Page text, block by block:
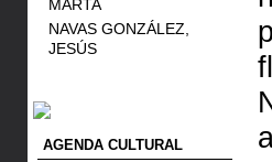
MARTA
NAVAS GONZÁLEZ,
JESÚS
AGENDA CULTURAL